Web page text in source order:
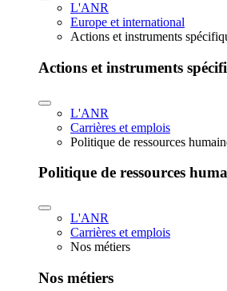
L'ANR
Europe et international
Actions et instruments
Actions et instruments
L'ANR
Carrières et emplois
Politique de ressources
Politique de ressources
L'ANR
Carrières et emplois
Nos métiers
Nos métiers